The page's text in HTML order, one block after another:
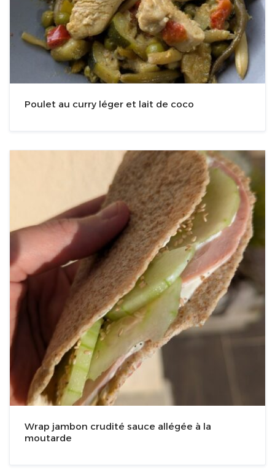
Poulet au curry léger et lait de coco
Wrap jambon crudité sauce allégée à la
moutarde